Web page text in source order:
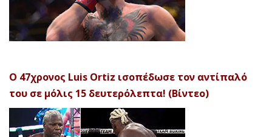
Ο 47χρονος Luis Ortiz ισοπέδωσε τον αντίπαλό
του σε μόλις 15 δευτερόλεπτα! (Βίντεο)